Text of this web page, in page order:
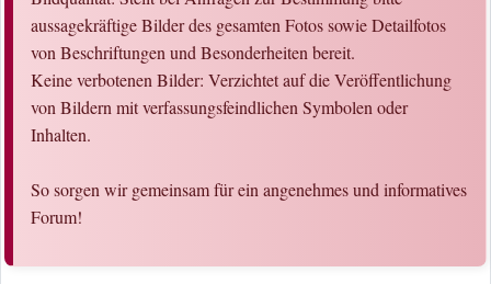
aussagekräftige Bilder des gesamten Fotos sowie Detailfotos
von Beschriftungen und Besonderheiten bereit.
Keine verbotenen Bilder: Verzichtet auf die Veröffentlichung
von Bildern mit verfassungsfeindlichen Symbolen oder
Inhalten.
So sorgen wir gemeinsam für ein angenehmes und informatives
Forum!